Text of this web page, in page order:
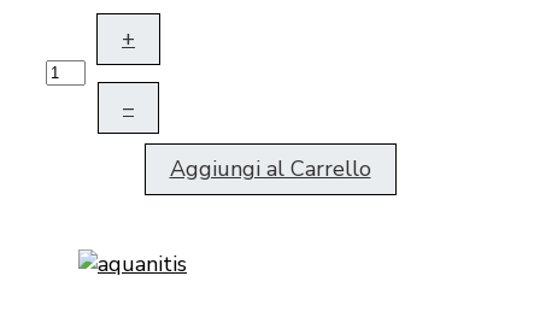
+
–
Aggiungi al Carrello